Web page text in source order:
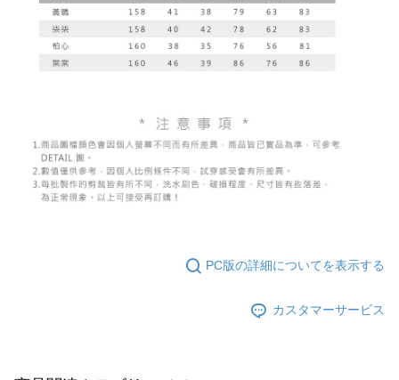
PC版の詳細についてを表示する
カスタマーサービス